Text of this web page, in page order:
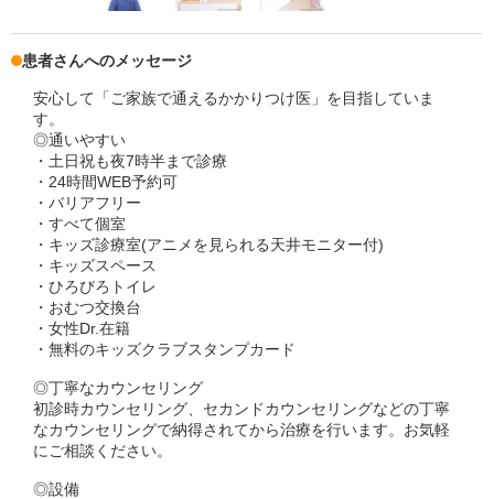
患者さんへのメッセージ
安心して「ご家族で通えるかかりつけ医」を目指していま
す。
◎通いやすい
・土日祝も夜7時半まで診療
・24時間WEB予約可
・バリアフリー
・すべて個室
・キッズ診療室(アニメを見られる天井モニター付)
・キッズスペース
・ひろびろトイレ
・おむつ交換台
・女性Dr.在籍
・無料のキッズクラブスタンプカード
◎丁寧なカウンセリング
初診時カウンセリング、セカンドカウンセリングなどの丁寧
なカウンセリングで納得されてから治療を行います。お気軽
にご相談ください。
◎設備